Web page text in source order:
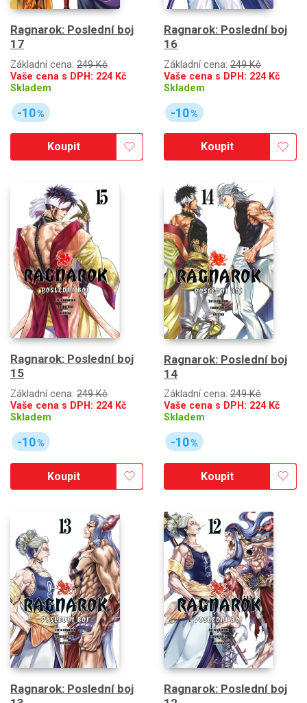
Ragnarok: Poslední boj
17
Základní cena: 249 Kč
Vaše cena s DPH: 224Kč
Skladem
-10%
Koupit
Ragnarok: Poslední boj
16
Základní cena: 249 Kč
Vaše cena s DPH: 224Kč
Skladem
-10%
Koupit
Ragnarok: Poslední boj
15
Základní cena: 249 Kč
Vaše cena s DPH: 224Kč
Skladem
-10%
Koupit
Ragnarok: Poslední boj
14
Základní cena: 249 Kč
Vaše cena s DPH: 224Kč
Skladem
-10%
Koupit
Ragnarok: Poslední boj
Ragnarok: Poslední boj